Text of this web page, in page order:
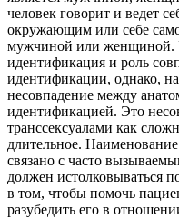
человек говорит и ведет
окружающим или себе
мужчиной или женщиной.
идентификация и роль
идентификации, однако,
несовпадение между
идентификацией. Это
транссексуалами как
длительное. Наименование
связано с часто
должен истолковываться
в том, чтобы помочь
разубедить его в